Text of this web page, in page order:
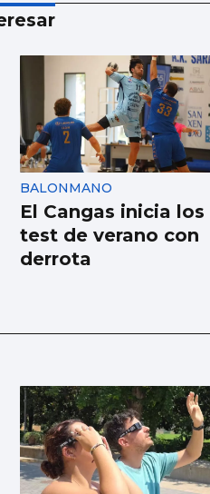
BALONMANO
El Cangas inicia los
test de verano con
derrota